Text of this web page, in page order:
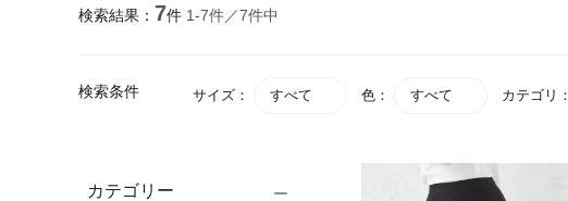
検索結果： 7件 1-7件／7件中
検索条件 サイズ： すべて 色： すべて カテゴリ：
カテゴリー